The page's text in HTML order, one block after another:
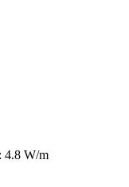
4.8 W/m